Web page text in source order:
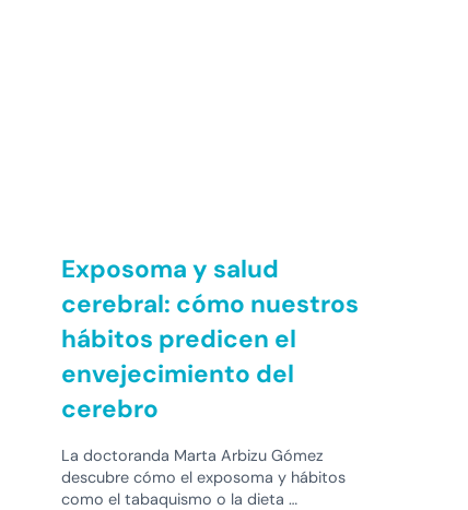
Exposoma y salud
cerebral: cómo nuestros
hábitos predicen el
envejecimiento del
cerebro
La doctoranda Marta Arbizu Gómez
descubre cómo el exposoma y hábitos
como el tabaquismo o la dieta …